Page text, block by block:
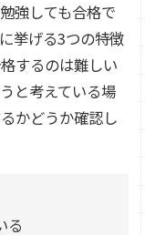
強しても合格で
挙げる3つの特徴
するのは難しい
と考えている場
かどうか確認し
る